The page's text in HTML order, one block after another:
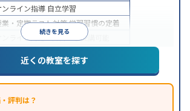
続きを見る
ンライン指導 自立学習
業・定期テスト対策学習習慣の定着
オンライン対応1科目から受講可能
近くの教室を探す
評判は？